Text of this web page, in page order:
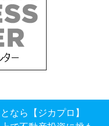
なら【ジカプロ】